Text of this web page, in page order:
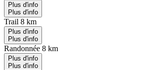
Plus d'info
Plus d'info
Trail 8 km
Plus d'info
Plus d'info
Randonnée 8 km
Plus d'info
Plus d'info